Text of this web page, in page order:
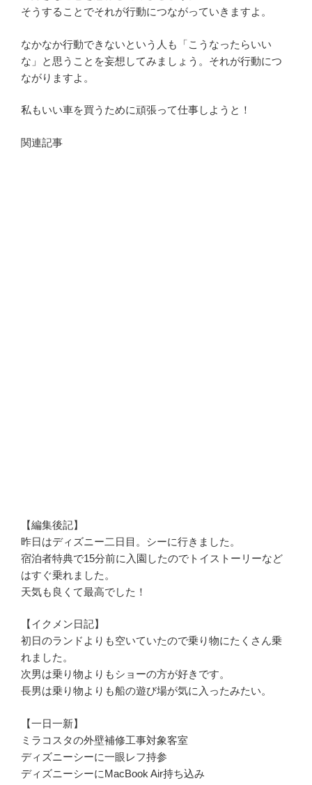
そうすることでそれが行動につながっていきますよ。
なかなか行動できないという人も「こうなったらいい
な」と思うことを妄想してみましょう。それが行動につ
ながりますよ。
私もいい車を買うために頑張って仕事しようと！
関連記事
【編集後記】
昨日はディズニー二日目。シーに行きました。
宿泊者特典で15分前に入園したのでトイストーリーなど
はすぐ乗れました。
天気も良くて最高でした！
【イクメン日記】
初日のランドよりも空いていたので乗り物にたくさん乗
れました。
次男は乗り物よりもショーの方が好きです。
長男は乗り物よりも船の遊び場が気に入ったみたい。
【一日一新】
ミラコスタの外壁補修工事対象客室
ディズニーシーに一眼レフ持参
ディズニーシーにMacBook Air持ち込み